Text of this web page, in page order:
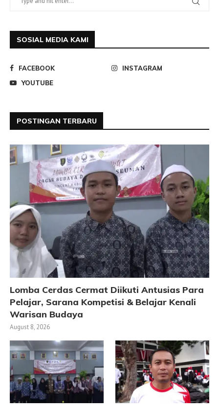
SOSIAL MEDIA KAMI
FACEBOOK
INSTAGRAM
YOUTUBE
POSTINGAN TERBARU
Lomba Cerdas Cermat Diikuti Antusias Para
Pelajar, Sarana Kompetisi & Belajar Kenali
Warisan Budaya
August 8, 2026